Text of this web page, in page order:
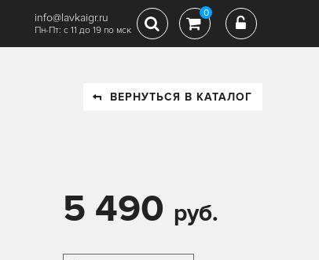
info@lavkaigr.ru
Пн-Пт: с 11 до 19 по мск
0
ВЕРНУТЬСЯ В КАТАЛОГ
5 490 руб.